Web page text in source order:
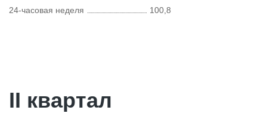
24-часовая неделя
100,8
II квартал